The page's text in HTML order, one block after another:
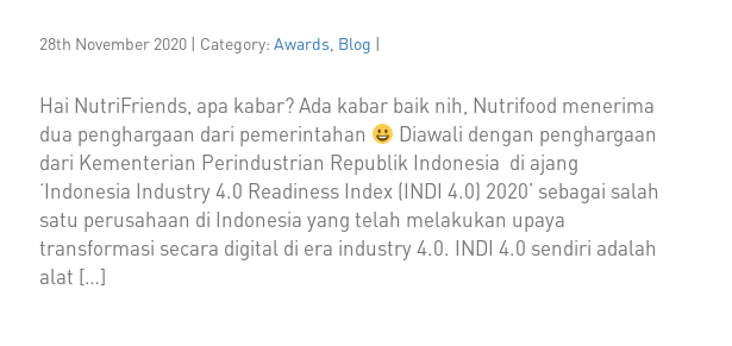
28th November 2020 | Category: Awards Blog |
Hai NutriFriends, apa kabar? Ada kabar baik nih, Nutrifood menerima
dua penghargaan dari pemerintahan
Diawali dengan penghargaan
dari Kementerian Perindustrian Republik Indonesia di ajang
‘Indonesia Industry 4.0 Readiness Index (INDI 4.0) 2020’ sebagai salah
satu perusahaan di Indonesia yang telah melakukan upaya
transformasi secara digital di era industry 4.0. INDI 4.0 sendiri adalah
alat […]